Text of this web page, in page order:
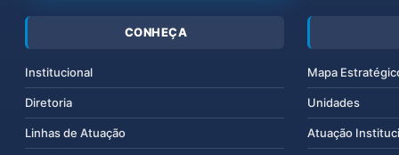
CONHEÇA
Institucional
Diretoria
Linhas de Atuação
Mapa
Unidades
Atuação